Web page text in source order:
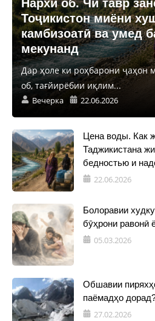
Нархи об. Чӣ тавр
Тоҷикистон миёни
камбизоатӣ ва умед
мекунанд
Дар ҳоле ки роҳбарони ҷаҳон
об, тағйирёбии иқлим...
Вечерка 22.06.2026
Цена воды. Как
Таджикистана
бедностью и
22.06.2026
Болоравии
бӯҳрони равонӣ
05.03.2026
Обшавии
паёмадҳо
27.02.2026